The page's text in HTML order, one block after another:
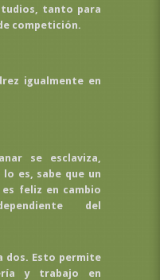
tanto para
competición.
igualmente en
se esclaviza,
es, sabe que un
feliz en cambio
del
dos. Esto permite
y trabajo en